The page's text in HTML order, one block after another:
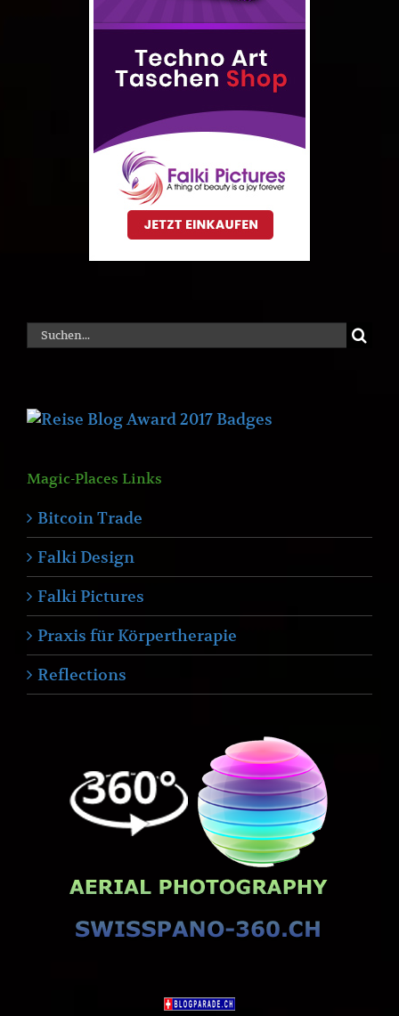
Suche
nach:
Magic-Places Links
Bitcoin Trade
Falki Design
Falki Pictures
Praxis für Körpertherapie
Reflections